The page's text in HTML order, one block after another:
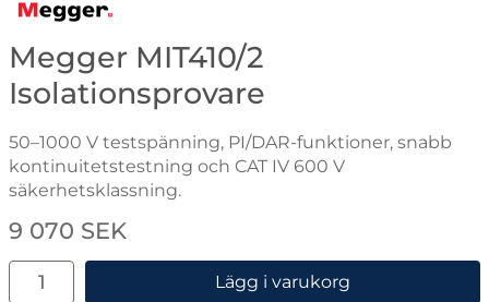
Gå till varumärkessidan för Megger
Megger MIT410/2
Isolationsprovare
50–1000 V testspänning, PI/DAR-funktioner, snabb
kontinuitetstestning och CAT IV 600 V
säkerhetsklassning.
Handla denna produkt Megger MIT410/2
pris
9 070 SEK
antal
Lägg i varukorg